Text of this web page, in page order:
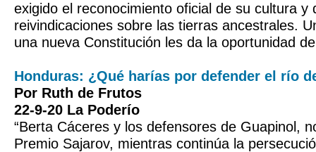
exigido el reconocimiento oficial de su cultura y
reivindicaciones sobre las tierras ancestrales.
una nueva Constitución les da la oportunidad
Honduras: ¿Qué harías por defender el río
Por Ruth de Frutos
22-9-20 La Poderío
“Berta Cáceres y los defensores de Guapinol,
Premio Sajarov, mientras continúa la